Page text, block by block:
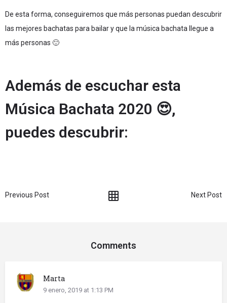
De esta forma, conseguiremos que más personas puedan descubrir
las mejores bachatas para bailar y que la música bachata llegue a
más personas 🙂
Además de escuchar esta
Música Bachata 2020 😍,
puedes descubrir:
Previous Post Next Post
Comments
Marta
9 enero, 2019 at 1:13 PM